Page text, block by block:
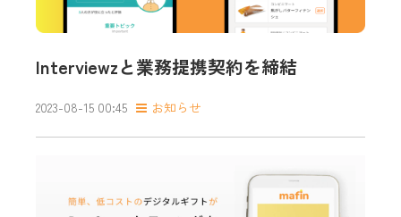
Interviewzと業務提携契約を締結
2023-08-15 00:45 お知らせ